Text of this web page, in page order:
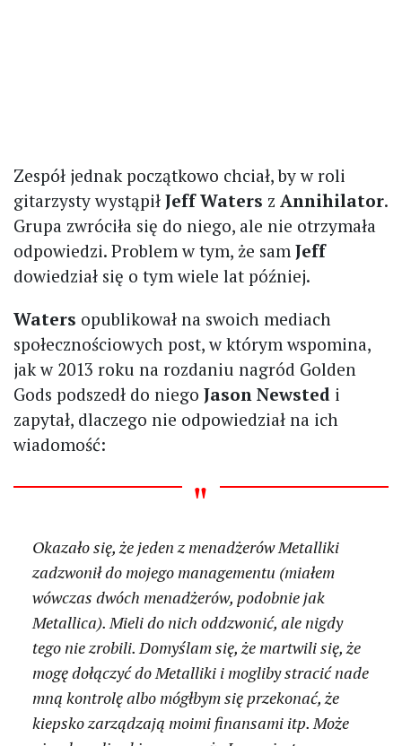
Zespół jednak początkowo chciał, by w roli
gitarzysty wystąpił Jeff Waters z Annihilator.
Grupa zwróciła się do niego, ale nie otrzymała
odpowiedzi. Problem w tym, że sam Jeff
dowiedział się o tym wiele lat później.
Waters opublikował na swoich mediach
społecznościowych post, w którym wspomina,
jak w 2013 roku na rozdaniu nagród Golden
Gods podszedł do niego Jason Newsted i
zapytał, dlaczego nie odpowiedział na ich
wiadomość:
Okazało się, że jeden z menadżerów Metalliki
zadzwonił do mojego managementu (miałem
wówczas dwóch menadżerów, podobnie jak
Metallica). Mieli do nich oddzwonić, ale nigdy
tego nie zrobili. Domyślam się, że martwili się, że
mogę dołączyć do Metalliki i mogliby stracić nade
mną kontrolę albo mógłbym się przekonać, że
kiepsko zarządzają moimi finansami itp. Może